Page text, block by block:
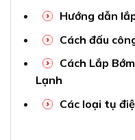
Hướng dẫn
Cách đấu
Cách Lắp
Lạnh
Các loại tụ